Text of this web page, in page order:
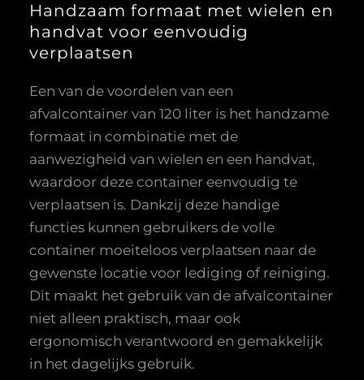
Handzaam formaat met wielen en
handvat voor eenvoudig
verplaatsen
Een van de voordelen van een
afvalcontainer van 120 liter is het handzame
formaat in combinatie met de
aanwezigheid van wielen en een handvat,
waardoor deze container eenvoudig te
verplaatsen is. Dankzij deze handige
functies kunnen gebruikers de volle
container moeiteloos verplaatsen naar de
gewenste locatie voor lediging of reiniging.
Dit maakt het gebruik van de afvalcontainer
niet alleen praktisch, maar ook
ergonomisch verantwoord en gemakkelijk
in het dagelijks gebruik.